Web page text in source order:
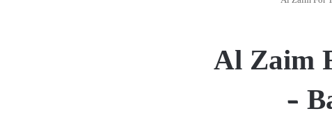
Al Zaim
–